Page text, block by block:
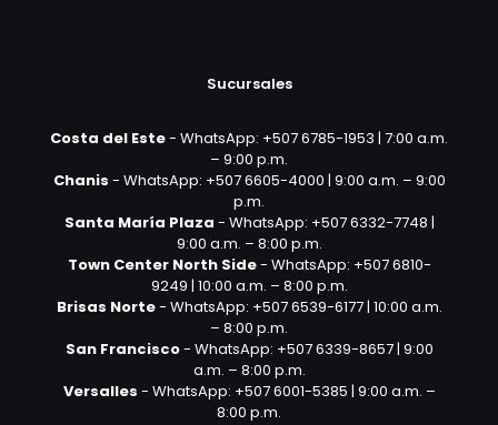
Sucursales
Costa del Este- WhatsApp: +507 6785-1953 | 7:00 a.m.
– 9:00 p.m.
Chanis - WhatsApp: +507 6605-4000 | 9:00 a.m. – 9:00
p.m.
Santa María Plaza - WhatsApp: +507 6332-7748 |
9:00 a.m. – 8:00 p.m.
Town Center North Side- WhatsApp: +507 6810-
9249 | 10:00 a.m. – 8:00 p.m.
Brisas Norte- WhatsApp: +507 6539-6177 | 10:00 a.m.
– 8:00 p.m.
San Francisco- WhatsApp: +507 6339-8657 | 9:00
a.m. – 8:00 p.m.
Versalles - WhatsApp: +507 6001-5385 | 9:00 a.m. –
8:00 p.m.